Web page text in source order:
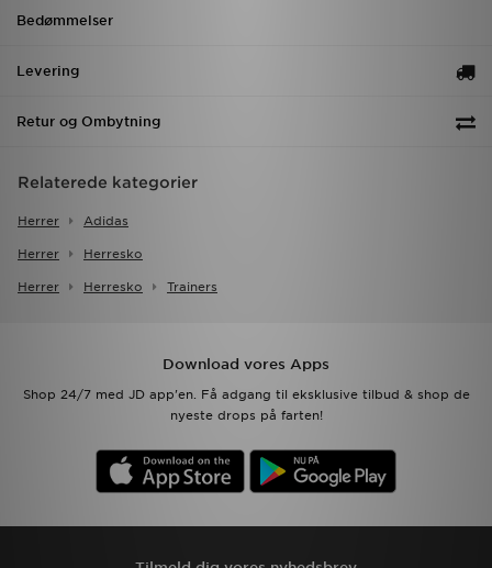
Bedømmelser
Levering
Retur og Ombytning
Relaterede kategorier
Herrer Adidas
Herrer Herresko
Herrer Herresko Trainers
Download vores Apps
Shop 24/7 med JD app'en. Få adgang til eksklusive tilbud & shop de
nyeste drops på farten!